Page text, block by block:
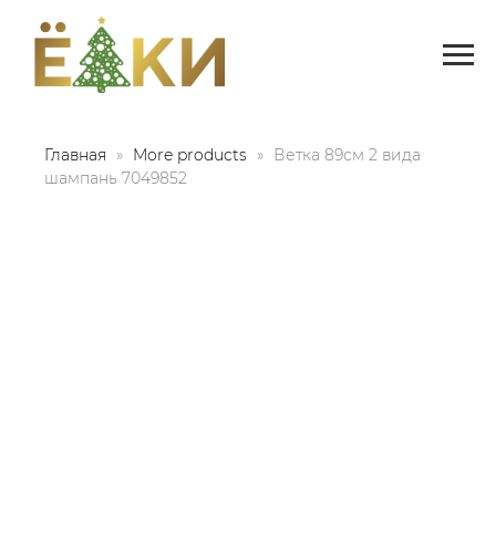
Главная More products
Ветка 89см 2 вида
шампань 7049852